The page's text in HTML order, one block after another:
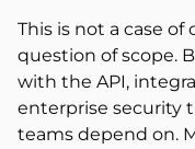
This is not a case
question of scope.
with the API,
enterprise security
teams depend on.